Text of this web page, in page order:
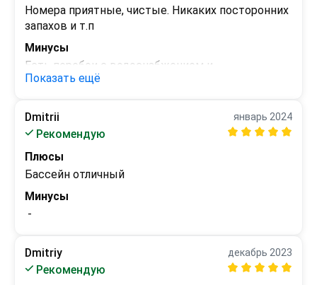
Номера приятные, чистые. Никаких посторонних
запахов и т.п
Минусы
Есть перебои с водоснабжением и
электричеством. Периодически отключают
Показать ещё
Dmitrii
Рекомендую
январь 2024
Плюсы
Бассейн отличный
Минусы
-
Dmitriy
Рекомендую
декабрь 2023